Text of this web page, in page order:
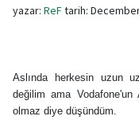
yazar: ReFtarih: December
Aslında herkesin uzun
değilim ama
olmaz diye düşündüm.